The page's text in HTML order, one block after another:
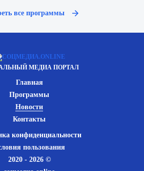
все программы
МЕДИА ПОРТАЛ
Главная
Программы
Новости
Контакты
конфиденциальности
пользования
2020 - 2026 ©